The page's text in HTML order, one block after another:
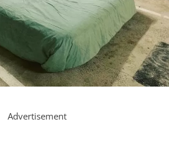
Advertisement